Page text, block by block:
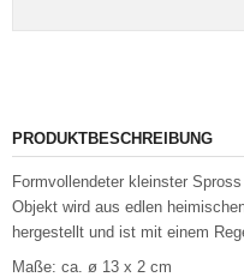
PRODUKTBESCHREIBUNG
Formvollendeter kleinster
Objekt wird aus edlen
hergestellt und ist mit einem
Maße: ca. ø 13 x 2 cm